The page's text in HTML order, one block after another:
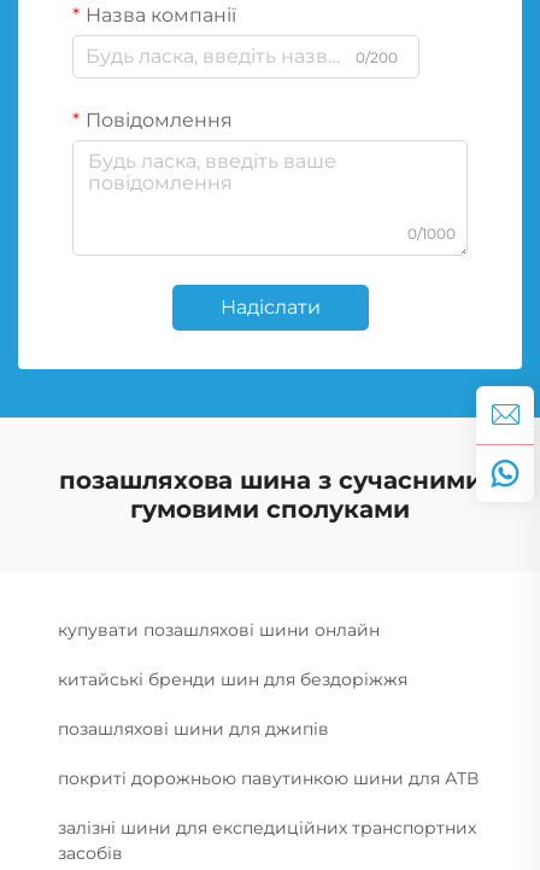
Назва компанії
0/200
Повідомлення
0/1000
Надіслати
позашляхова шина з сучасними
гумовими сполуками
купувати позашляхові шини онлайн
китайські бренди шин для бездоріжжя
позашляхові шини для джипів
покриті дорожньою павутинкою шини для АТВ
залізні шини для експедиційних транспортних
засобів